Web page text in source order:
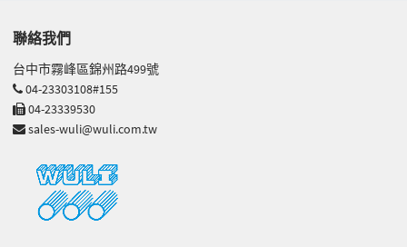
聯絡我們
台中市霧峰區錦州路499號
04-23303108#155
04-23339530
sales-wuli@wuli.com.tw